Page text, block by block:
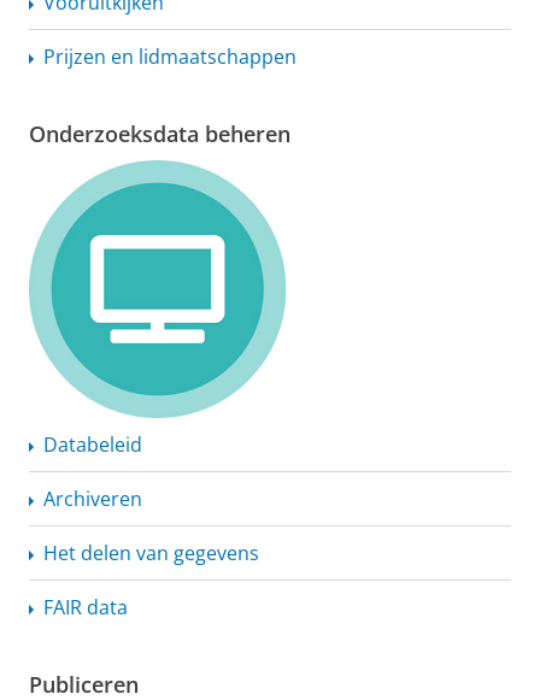
Prijzen en lidmaatschappen
Onderzoeksdata beheren
Databeleid
Archiveren
Het delen van gegevens
FAIR data
Publiceren